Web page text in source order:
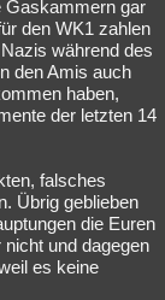
Gaskammern gar
den WK1 zahlen
während des
den Amis auch
haben,
der letzten 14
falsches
Übrig geblieben
die Euren
und dagegen
es keine